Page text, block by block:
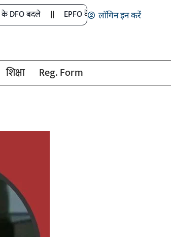
EPFO के PF नियमों में बड़े बदलावलॉगिन इन करें
शिक्षा Reg. Form